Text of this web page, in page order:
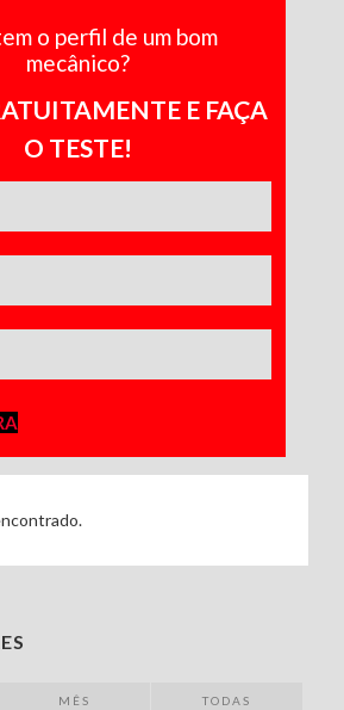
o perfil de um bom
mecânico?
E FAÇA
O TESTE!
MÊS TODAS